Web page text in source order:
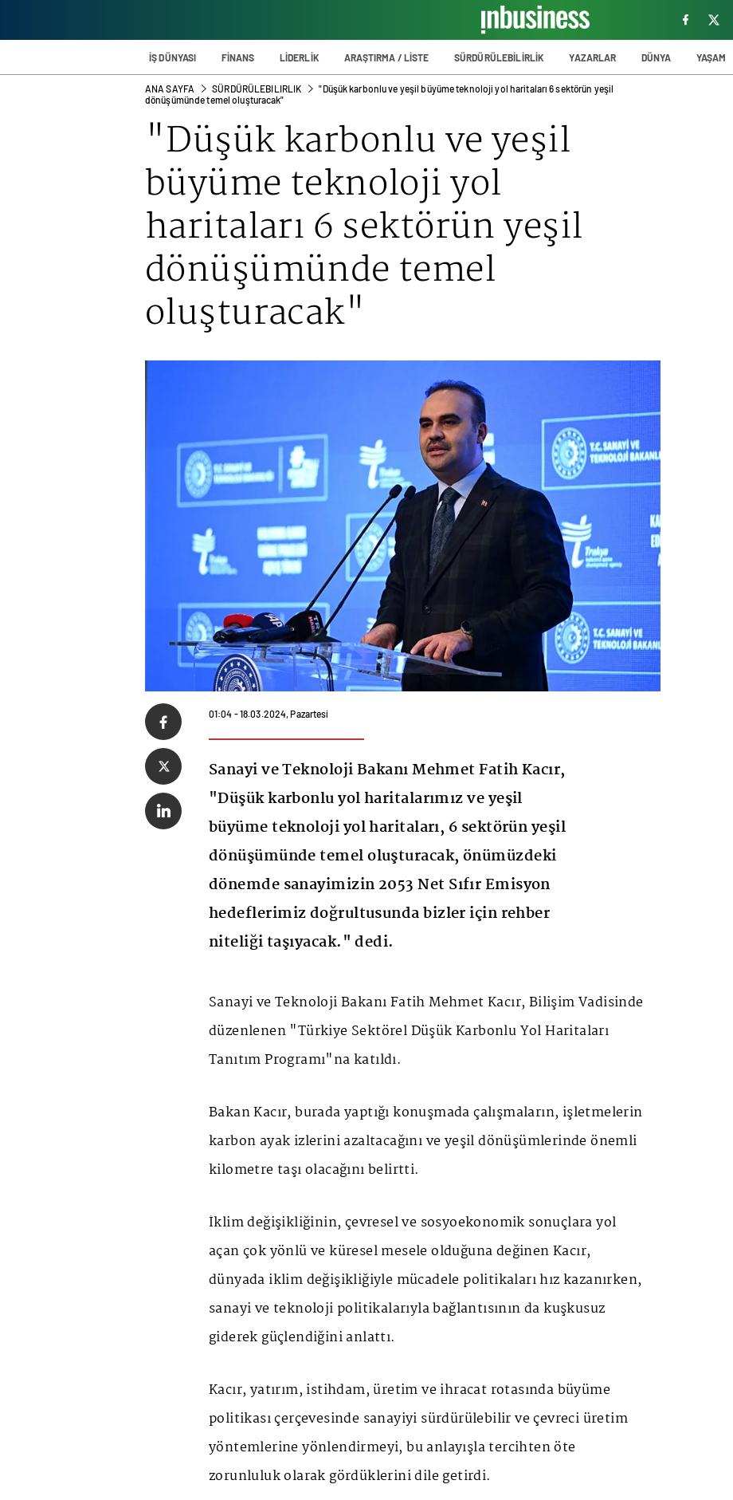
İŞ DÜNYASI FİNANS LİDERLİK ARAŞTIRMA / LİSTE SÜRDÜRÜLEBİLİRLİK YAZARLAR DÜNYA YAŞAM
ANA SAYFA SÜRDÜRÜLEBILIRLIK
"Düşük karbonlu ve yeşil büyüme teknoloji yol haritaları 6 sektörün yeşil
dönüşümünde temel oluşturacak"
"Düşük karbonlu ve yeşil
büyüme teknoloji yol
haritaları 6 sektörün yeşil
dönüşümünde temel
oluşturacak"
01:04 - 18.03.2024, Pazartesi
Sanayi ve Teknoloji Bakanı Mehmet Fatih Kacır,
"Düşük karbonlu yol haritalarımız ve yeşil
büyüme teknoloji yol haritaları, 6 sektörün yeşil
dönüşümünde temel oluşturacak, önümüzdeki
dönemde sanayimizin 2053 Net Sıfır Emisyon
hedeflerimiz doğrultusunda bizler için rehber
niteliği taşıyacak." dedi.
Sanayi ve Teknoloji Bakanı Fatih Mehmet Kacır, Bilişim Vadisinde
düzenlenen "Türkiye Sektörel Düşük Karbonlu Yol Haritaları
Tanıtım Programı"na katıldı.
Bakan Kacır, burada yaptığı konuşmada çalışmaların, işletmelerin
karbon ayak izlerini azaltacağını ve yeşil dönüşümlerinde önemli
kilometre taşı olacağını belirtti.
İklim değişikliğinin, çevresel ve sosyoekonomik sonuçlara yol
açan çok yönlü ve küresel mesele olduğuna değinen Kacır,
dünyada iklim değişikliğiyle mücadele politikaları hız kazanırken,
sanayi ve teknoloji politikalarıyla bağlantısının da kuşkusuz
giderek güçlendiğini anlattı.
Kacır, yatırım, istihdam, üretim ve ihracat rotasında büyüme
politikası çerçevesinde sanayiyi sürdürülebilir ve çevreci üretim
yöntemlerine yönlendirmeyi, bu anlayışla tercihten öte
zorunluluk olarak gördüklerini dile getirdi.